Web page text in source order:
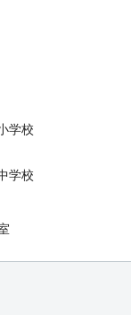
学校
学校